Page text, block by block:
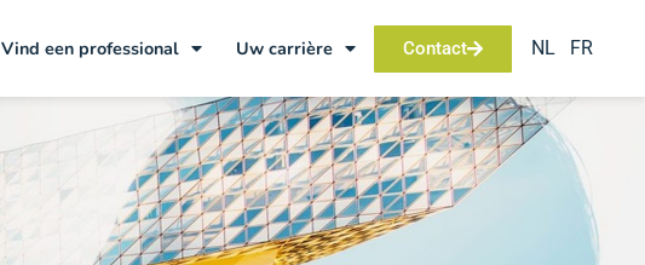
Vind een professional Uw carrière Contact NL FR